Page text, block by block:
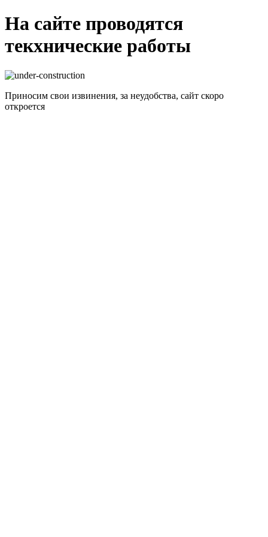
На сайте проводятся
текхнические работы
Приносим свои извинения, за неудобства, сайт скоро
откроется